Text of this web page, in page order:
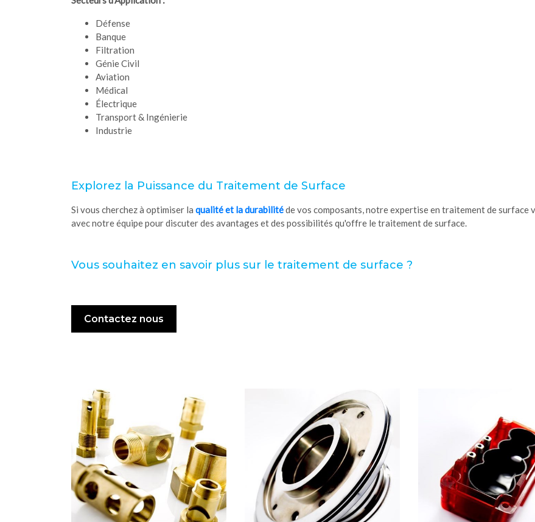
Défense
Banque
Filtration
Génie Civil
Aviation
Médical
Électrique
Transport & Ingénierie
Industrie
Explorez la Puissance du Traitement de Surface
Si vous cherchez à optimiser la qualité et la durabilitéde vos composants, notre expertise en traitement de
avec notre équipe pour discuter des avantages et des possibilités qu'offre le traitement de surface.
Vous souhaitez en savoir plus sur le traitement de surface ?
Contactez nous